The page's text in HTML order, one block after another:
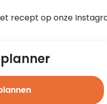
recept op onze